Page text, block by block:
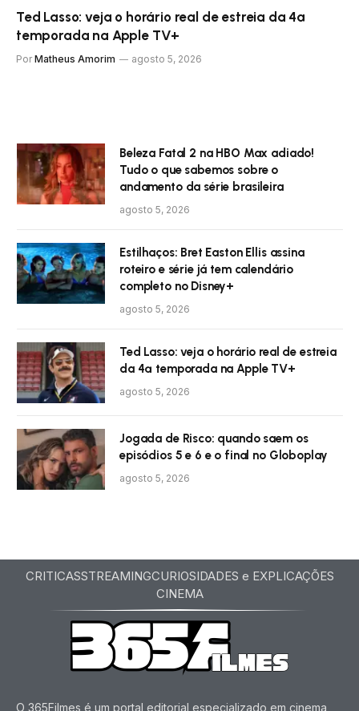
Ted Lasso: veja o horário real de estreia da 4ª
temporada na Apple TV+
Por Matheus Amorim agosto 5, 2026
Beleza Fatal 2 na HBO Max adiado!
Tudo o que sabemos sobre o
andamento da série brasileira
agosto 5, 2026
Estilhaços: Bret Easton Ellis assina
roteiro e série já tem calendário
completo no Disney+
agosto 5, 2026
Ted Lasso: veja o horário real de estreia
da 4ª temporada na Apple TV+
agosto 5, 2026
Jogada de Risco: quando saem os
episódios 5 e 6 e o final no Globoplay
agosto 5, 2026
CRITICASSTREAMINGCURIOSIDADES e EXPLICAÇÕES
CINEMA
O 365Filmes é um portal editorial especializado em cinema,